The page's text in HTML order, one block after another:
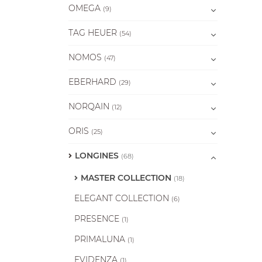
OMEGA (9)
TAG HEUER (54)
NOMOS (47)
EBERHARD (29)
NORQAIN (12)
ORIS (25)
LONGINES (68)
MASTER COLLECTION (18)
ELEGANT COLLECTION (6)
PRESENCE (1)
PRIMALUNA (1)
EVIDENZA (1)